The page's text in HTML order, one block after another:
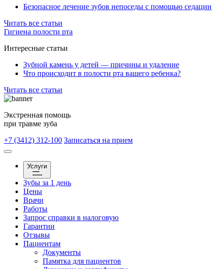
Безопасное лечение зубов непоседы с помощью седации
Читать все статьи
Гигиена полости рта
Интересные статьи
Зубной камень у детей — причины и удаление
Что происходит в полости рта вашего ребенка?
Читать все статьи
Экстренная помощь
при травме зуба
+7 (3412) 312-100 Записаться на прием
Услуги
Зубы за 1 день
Цены
Врачи
Работы
Запрос справки в налоговую
Гарантии
Отзывы
Пациентам
Документы
Памятка для пациентов